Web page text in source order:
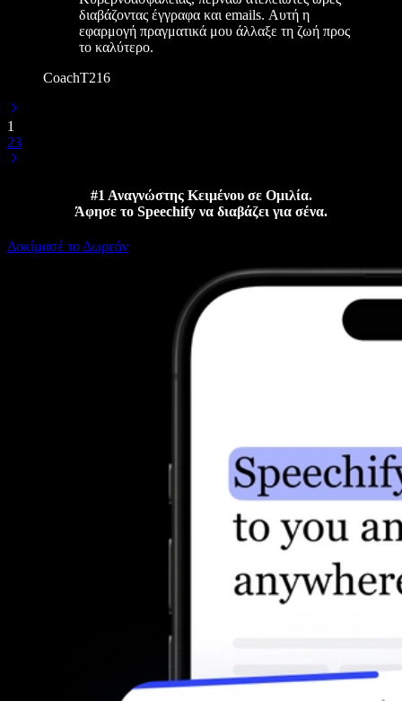
διαβάζοντας έγγραφα και emails. Αυτή η
εφαρμογή πραγματικά μου άλλαξε τη ζωή προς
το καλύτερο.
CoachT216
1
23
#1 Αναγνώστης Κειμένου σε Ομιλία.
Άφησε το Speechify να διαβάζει για σένα.
Δοκίμασέ το Δωρεάν